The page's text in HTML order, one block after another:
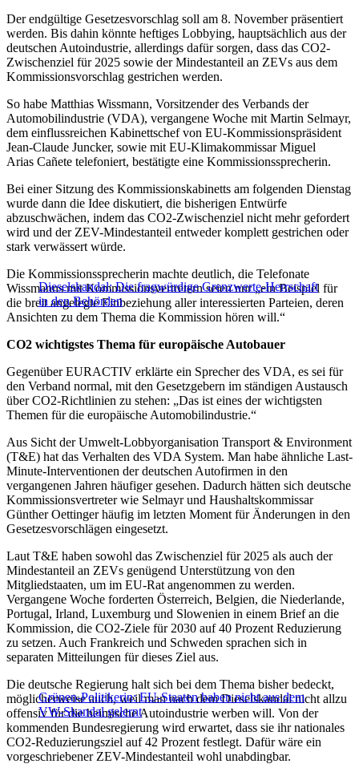
Der endgültige Gesetzesvorschlag soll am 8. November präsentiert
werden. Bis dahin könnte heftiges Lobbying, hauptsächlich aus der
deutschen Autoindustrie, allerdings dafür sorgen, dass das CO2-
Zwischenziel für 2025 sowie der Mindestanteil an ZEVs aus dem
Kommissionsvorschlag gestrichen werden.
So habe Matthias Wissmann, Vorsitzender des Verbands der
Automobilindustrie (VDA), vergangene Woche mit Martin Selmayr,
dem einflussreichen Kabinettschef von EU-Kommissionspräsident
Jean-Claude Juncker, sowie mit EU-Klimakommissar Miguel
Arias Cañete telefoniert, bestätigte eine Kommissionssprecherin.
Bei einer Sitzung des Kommissionskabinetts am folgenden Dienstag
wurde dann die Idee diskutiert, die bisherigen Entwürfe
abzuschwächen, indem das CO2-Zwischenziel nicht mehr gefordert
wird und der ZEV-Mindestanteil entweder komplett gestrichen oder
stark verwässert würde.
Dieselskandal: Die fragwürdige Grenzwerte-Herrschaft
in den Behörden
Die Kommissionssprecherin machte deutlich, die Telefonate
Wissmanns mit Kommissionsvertretern seien nur „ein Beispiel für
die breit angelegte Einbeziehung aller interessierten Parteien, deren
Ansichten zu dem Thema die Kommission hören will.“
CO2 wichtigstes Thema für europäische Autobauer
Gegenüber EURACTIV erklärte ein Sprecher des VDA, es sei für
den Verband normal, mit den Gesetzgebern im ständigen Austausch
über CO2-Richtlinien zu stehen: „Das ist eines der wichtigsten
Themen für die europäische Automobilindustrie.“
Aus Sicht der Umwelt-Lobbyorganisation Transport & Environment
(T&E) hat das Verhalten des VDA System. Man habe ähnliche Last-
Minute-Interventionen der deutschen Autofirmen in den
vergangenen Jahren häufiger gesehen. Dadurch hätten sich deutsche
Kommissionsvertreter wie Selmayr und Haushaltskommissar
Günther Oettinger häufig im letzten Moment für Änderungen in den
Gesetzesvorschlägen eingesetzt.
Laut T&E haben sowohl das Zwischenziel für 2025 als auch der
Mindestanteil an ZEVs genügend Unterstützung von den
Mitgliedstaaten, um im EU-Rat angenommen zu werden.
Vergangene Woche forderten Österreich, Belgien, die Niederlande,
Portugal, Irland, Luxemburg und Slowenien in einem Brief an die
Kommission, die CO2-Ziele für 2030 auf 40 Prozent Reduzierung
zu setzen. Auch Frankreich und Schweden sprachen sich in
separaten Mitteilungen für dieses Ziel aus.
Grünen-Politikerin: EU-Staaten haben nicht aus dem
VW-Skandal gelernt
Die deutsche Regierung halt sich bei dem Thema bisher bedeckt,
möglicherweise auch, weil man nach dem Dieselskandal nicht allzu
offensiv für die heimische Autoindustrie werben will. Von der
kommenden Bundesregierung wird erwartet, dass sie ihr nationales
CO2-Reduzierungsziel auf 42 Prozent festlegt. Dafür wäre ein
vorgeschriebener ZEV-Mindestanteil wohl unabdingbar.